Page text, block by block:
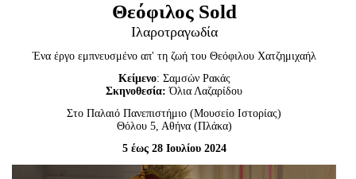
Αναζήτηση παραγγελίας
Προσωπικά Δεδομένα
Πληροφορίες
Είσοδος διαχειριστή
Θεόφιλος Sold
Ιλαροτραγωδία
Ένα έργο εμπνευσμένο απ' τη ζωή του Θεόφιλου Χατζημιχαήλ
Κείμενο: Σαμσών Ρακάς
Σκηνοθεσία: Όλια Λαζαρίδου
Στο Παλαιό Πανεπιστήμιο (Μουσείο Ιστορίας)
Θόλου 5, Αθήνα (Πλάκα)
5 έως 28 Ιουλίου 2024